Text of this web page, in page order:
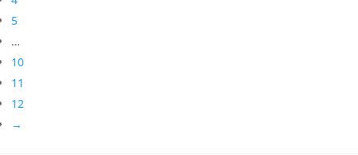
5
…
10
11
12
→